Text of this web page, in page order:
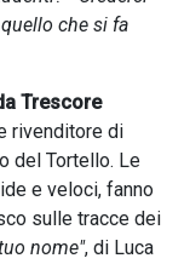
che si fa
Trescore
rivenditore di
del Tortello. Le
e veloci, fanno
sulle tracce dei
nome", di Luca